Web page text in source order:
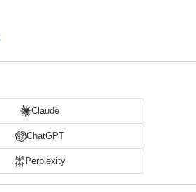
Claude
ChatGPT
Perplexity